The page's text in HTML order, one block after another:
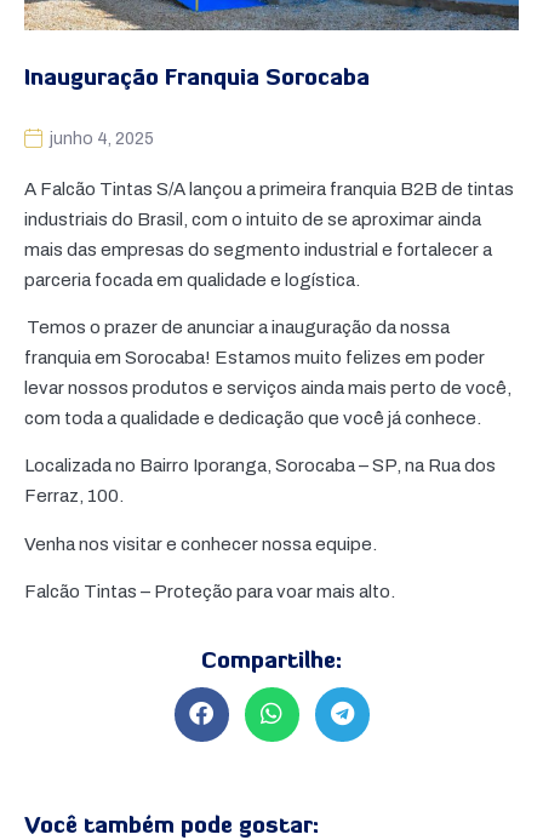
Inauguração Franquia Sorocaba
junho 4, 2025
A Falcão Tintas S/A lançou a primeira franquia B2B de tintas
industriais do Brasil, com o intuito de se aproximar ainda
mais das empresas do segmento industrial e fortalecer a
parceria focada em qualidade e logística.
Temos o prazer de anunciar a inauguração da nossa
franquia em Sorocaba! Estamos muito felizes em poder
levar nossos produtos e serviços ainda mais perto de você,
com toda a qualidade e dedicação que você já conhece.
Localizada no Bairro Iporanga, Sorocaba – SP, na Rua dos
Ferraz, 100.
Venha nos visitar e conhecer nossa equipe.
Falcão Tintas – Proteção para voar mais alto.
Compartilhe:
Você também pode gostar: